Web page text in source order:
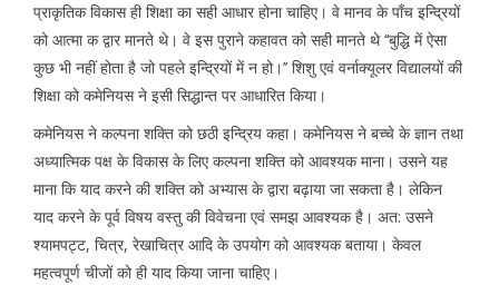
प्राकृतिक विकास ही शिक्षा का सही आधार होना चाहिए। वे मानव के पाँच इन्द्रियों
को आत्मा क द्वार मानते थे। वे इस पुराने कहावत को सही मानते थे ‘‘बुद्धि में ऐसा
कुछ भी नहीं होता है जो पहले इन्द्रियों में न हो।’’ शिशु एवं वर्नाक्यूलर विद्यालयों की
शिक्षा को कमेनियस ने इसी सिद्धान्त पर आधारित किया।
कमेनियस ने कल्पना शक्ति को छठी इन्द्रिय कहा। कमेनियस ने बच्चे के ज्ञान तथा
अध्यात्मिक पक्ष के विकास के लिए कल्पना शक्ति को आवश्यक माना। उसने यह
माना कि याद करने की शक्ति को अभ्यास के द्वारा बढ़ाया जा सकता है। लेकिन
याद करने के पूर्व विषय वस्तु की विवेचना एवं समझ आवश्यक है। अत: उसने
श्यामपट्ट, चित्र, रेखाचित्र आदि के उपयोग को आवश्यक बताया। केवल
महत्वपूर्ण चीजों को ही याद किया जाना चाहिए।